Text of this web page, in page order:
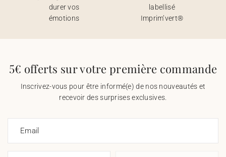
durer vos
émotions
labellisé
Imprim’vert®
5€ offerts sur votre première commande
Inscrivez-vous pour être informé(e) de nos nouveautés et
recevoir des surprises exclusives.
Email